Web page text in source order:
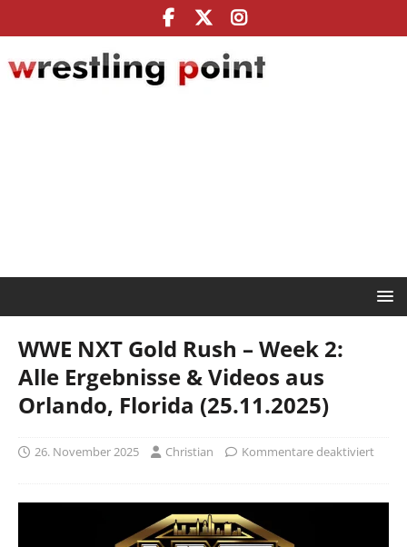
WWE NXT Gold Rush – Week 2:
Alle Ergebnisse & Videos aus
Orlando, Florida (25.11.2025)
26. November 2025 Christian Kommentare deaktiviert